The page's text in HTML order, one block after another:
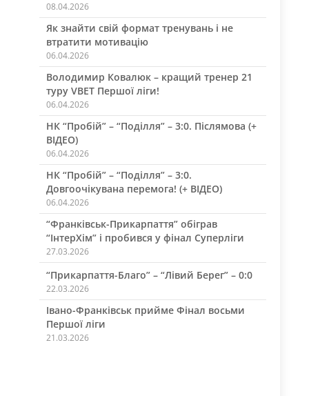
08.04.2026
Як знайти свій формат тренувань і не
втратити мотивацію
06.04.2026
Володимир Ковалюк – кращий тренер 21
туру VBET Першої ліги!
06.04.2026
НК “Пробій” – “Поділля” – 3:0. Післямова (+
ВІДЕО)
06.04.2026
НК “Пробій” – “Поділля” – 3:0.
Довгоочікувана перемога! (+ ВІДЕО)
06.04.2026
“Франківськ-Прикарпаття” обіграв
“ІнтерХім” і пробився у фінал Суперліги
27.03.2026
“Прикарпаття-Благо” – “Лівий Берег” – 0:0
22.03.2026
Івано-Франківськ прийме Фінал восьми
Першої ліги
21.03.2026